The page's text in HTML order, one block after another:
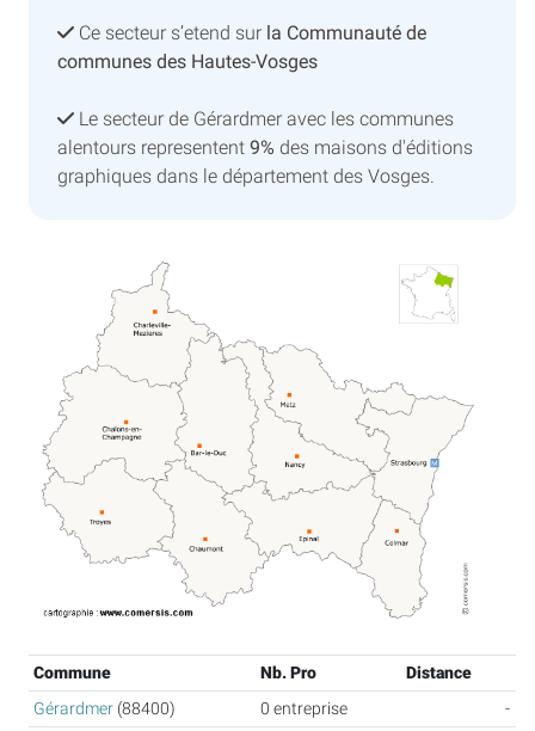
Ce secteur s’etend sur la Communauté de
communes des Hautes-Vosges
Le secteur de Gérardmer avec les communes
alentours representent 9% des maisons d'éditions
graphiques dans le département des Vosges.
Commune Nb. Pro
Distance
Gérardmer (88400) 0 entreprise
-